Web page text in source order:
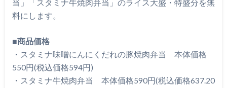
当」「スタミナ牛焼肉弁当」のライス大盛・特盛分を無
料にします。
■商品価格
・スタミナ味噌にんにくだれの豚焼肉弁当 本体価格
550円(税込価格594円)
・スタミナ牛焼肉弁当 本体価格590円(税込価格637.20